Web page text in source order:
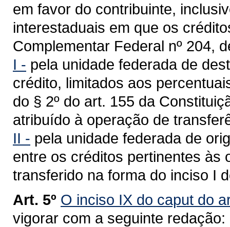
em favor do contribuinte,
interestaduais em que os
Complementar Federal nº 204,
I - pela unidade federada de
crédito, limitados aos
do § 2º do art. 155 da
atribuído à operação de
II - pela unidade federada de
entre os créditos pertinentes às
transferido na forma do inciso I
Art. 5º O inciso IX do caput do
vigorar com a seguinte redação: